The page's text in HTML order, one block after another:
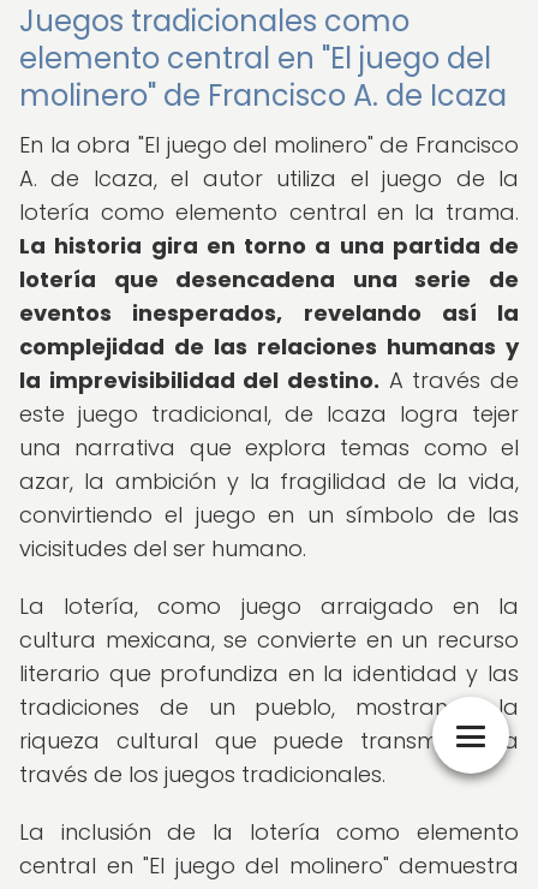
Juegos tradicionales como
elemento central en "El juego del
molinero" de Francisco A. de Icaza
En la obra "El juego del molinero" de Francisco
A. de Icaza, el autor utiliza el juego de la
lotería como elemento central en la trama.
La historia gira en torno a una partida de
lotería que desencadena una serie de
eventos inesperados, revelando así la
complejidad de las relaciones humanas y
la imprevisibilidad del destino. A través de
este juego tradicional, de Icaza logra tejer
una narrativa que explora temas como el
azar, la ambición y la fragilidad de la vida,
convirtiendo el juego en un símbolo de las
vicisitudes del ser humano.
La lotería, como juego arraigado en la
cultura mexicana, se convierte en un recurso
literario que profundiza en la identidad y las
tradiciones de un pueblo, mostrando la
riqueza cultural que puede transmitirse a
través de los juegos tradicionales.
La inclusión de la lotería como elemento
central en "El juego del molinero" demuestra